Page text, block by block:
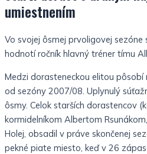
umiestnením
Vo svojej ôsmej prvoligovej sezóne
hodnotí ročník hlavný tréner tímu
Medzi dorasteneckou elitou pôsobí
od sezóny 2007/08. Uplynulý
ôsmy. Celok starších dorastencov
kormidelníkom Albertom
Holej, obsadil v práve skončenej
pekné piate miesto, keď v 26